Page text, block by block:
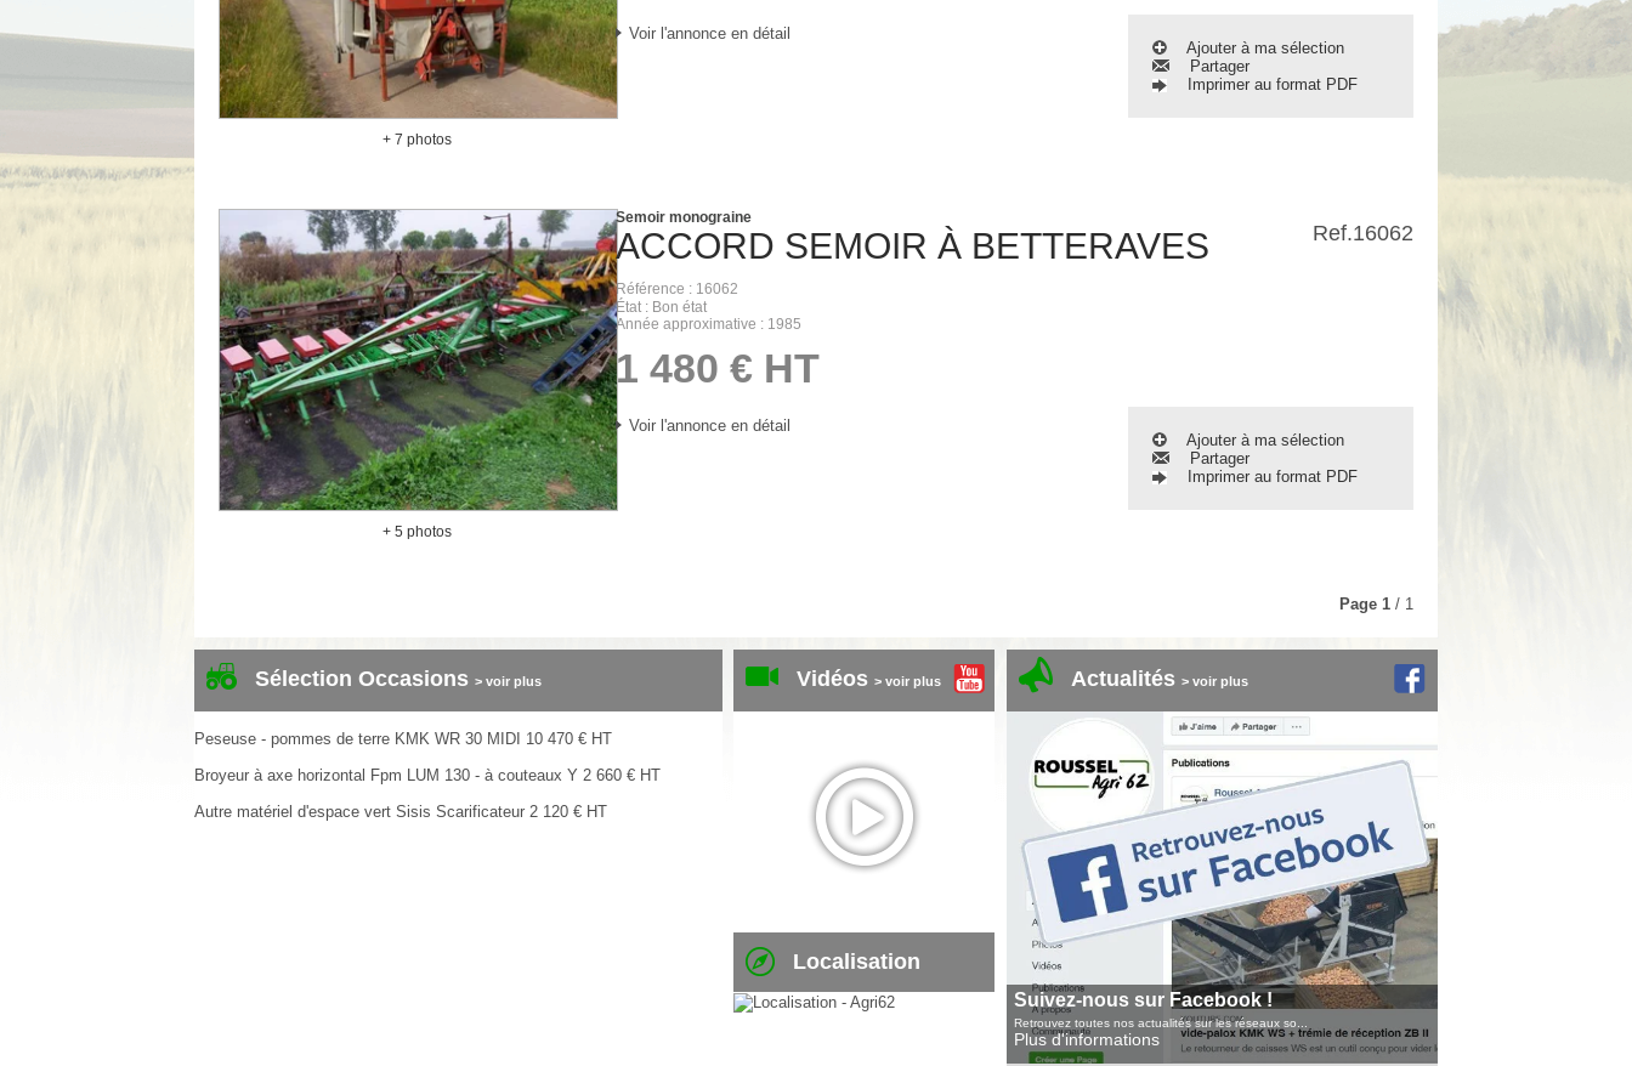
+ 7 photos
Voir l'annonce en détail
Ajouter à ma sélection
Partager
Imprimer au format PDF
+ 5 photos
ACCORD SEMOIR À BETTERAVES
Semoir monograine
Référence
16062
État
Bon état
Année approximative
1985
1 480 € HT
Voir l'annonce en détail
Ref.16062
Ajouter à ma sélection
Partager
Imprimer au format PDF
Page 1 / 1
Sélection Occasions > voir plus
Peseuse - pommes de terre KMK WR 30 MIDI 10 470 € HT
Broyeur à axe horizontal Fpm LUM 130 - à couteaux Y 2 660 € HT
Autre matériel d'espace vert Sisis Scarificateur 2 120 € HT
Vidéos > voir plus
Localisation
Actualités > voir plus
Suivez-nous sur Facebook !
Retrouvez toutes nos actualités sur les réseaux so...
Plus d'informations